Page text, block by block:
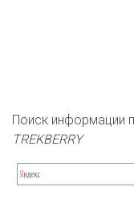
TREKBERRY